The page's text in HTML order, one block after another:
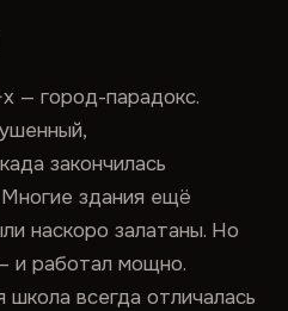
— город-парадокс.
закончилась
здания ещё
наскоро залатаны. Но
и работал мощно.
школа всегда отличалась